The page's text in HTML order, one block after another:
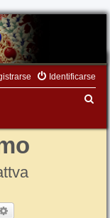
Identificarse